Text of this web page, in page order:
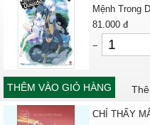
Mệnh Trong
81.000 đ
−
THÊM VÀO GIỎ HÀNG
CHỈ THẤY